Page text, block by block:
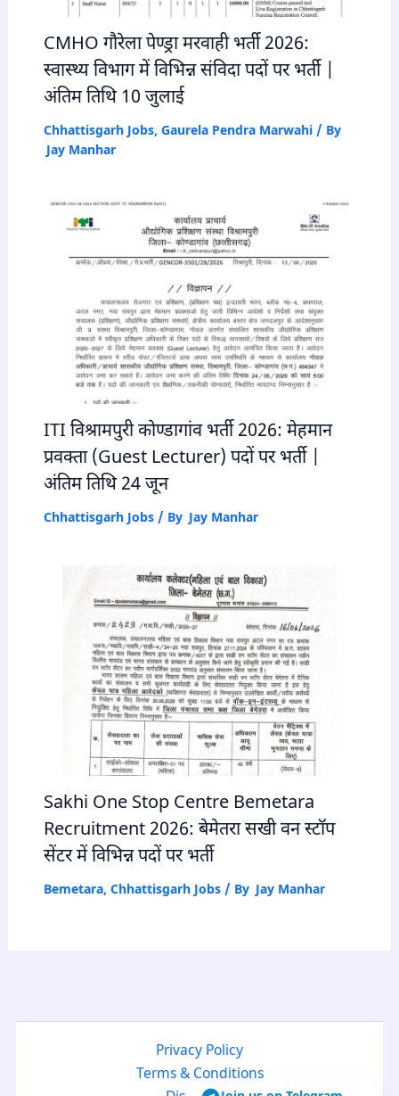
CMHO गौरेला पेण्ड्रा मरवाही भर्ती 2026:
स्वास्थ्य विभाग में विभिन्न संविदा पदों पर भर्ती |
अंतिम तिथि 10 जुलाई
Chhattisgarh Jobs, Gaurela Pendra Marwahi/ By
Jay Manhar
ITI विश्रामपुरी कोण्डागांव भर्ती 2026: मेहमान
प्रवक्ता (Guest Lecturer) पदों पर भर्ती |
अंतिम तिथि 24 जून
Chhattisgarh Jobs/ By Jay Manhar
Sakhi One Stop Centre Bemetara
Recruitment 2026: बेमेतरा सखी वन स्टॉप
सेंटर में विभिन्न पदों पर भर्ती
Bemetara, Chhattisgarh Jobs/ By Jay Manhar
Privacy Policy
Terms & Conditions